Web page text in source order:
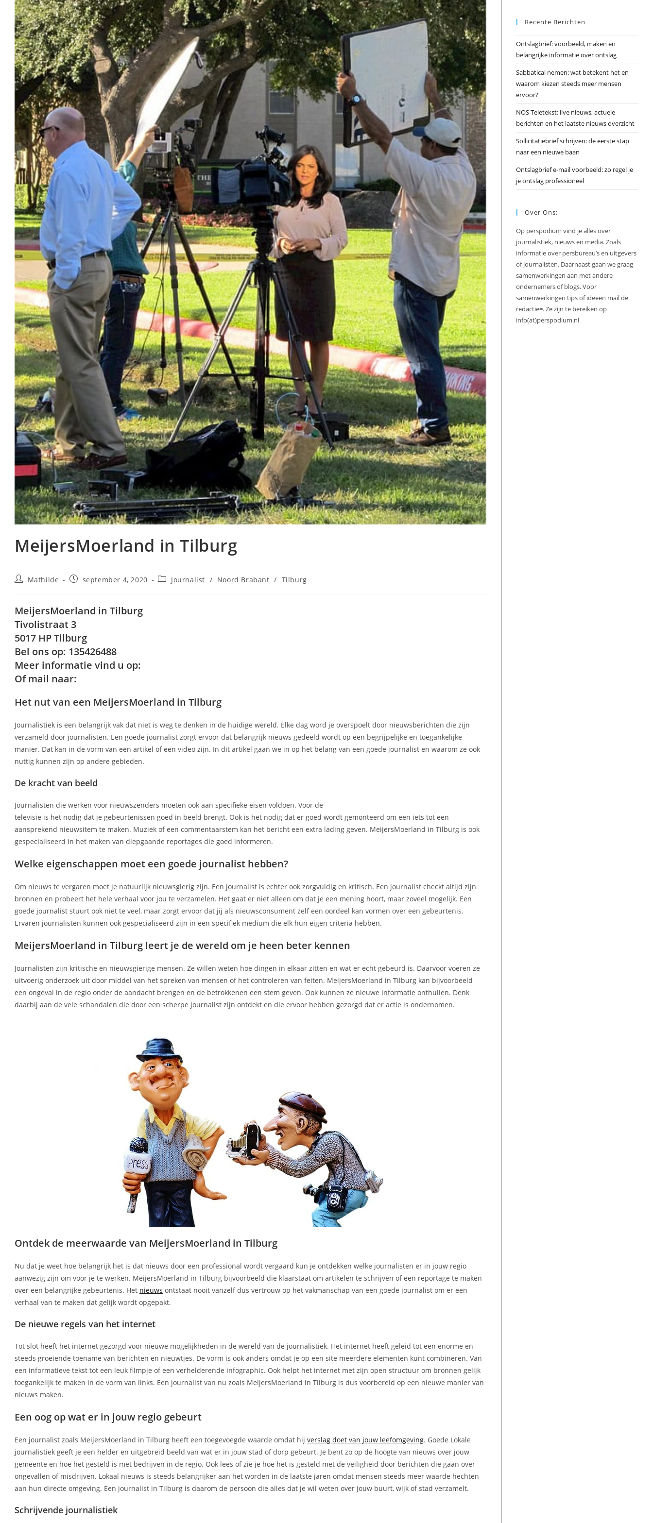
MeijersMoerland in Tilburg
BerichtMathilde
Berichtseptember 4, 2020 Berichtcategorie:
Journalist / Noord Brabant / Tilburg
MeijersMoerland in Tilburg
Tivolistraat 3
5017 HP Tilburg
Bel ons op: 135426488
Meer informatie vind u op:
Of mail naar:
Het nut van een MeijersMoerland in Tilburg
Journalistiek is een belangrijk vak dat niet is weg te denken in de huidige wereld. Elke dag word je overspoelt door nieuwsberichten die zijn
verzameld door journalisten. Een goede journalist zorgt ervoor dat belangrijk nieuws gedeeld wordt op een begrijpelijke en toegankelijke
manier. Dat kan in de vorm van een artikel of een video zijn. In dit artikel gaan we in op het belang van een goede journalist en waarom ze ook
nuttig kunnen zijn op andere gebieden.
De kracht van beeld
Journalisten die werken voor nieuwszenders moeten ook aan specifieke eisen voldoen. Voor de
televisie is het nodig dat je gebeurtenissen goed in beeld brengt. Ook is het nodig dat er goed wordt gemonteerd om een iets tot een
aansprekend nieuwsitem te maken. Muziek of een commentaarstem kan het bericht een extra lading geven. MeijersMoerland in Tilburg is ook
gespecialiseerd in het maken van diepgaande reportages die goed informeren.
Welke eigenschappen moet een goede journalist hebben?
Om nieuws te vergaren moet je natuurlijk nieuwsgierig zijn. Een journalist is echter ook zorgvuldig en kritisch. Een journalist checkt altijd zijn
bronnen en probeert het hele verhaal voor jou te verzamelen. Het gaat er niet alleen om dat je een mening hoort, maar zoveel mogelijk. Een
goede journalist stuurt ook niet te veel, maar zorgt ervoor dat jij als nieuwsconsument zelf een oordeel kan vormen over een gebeurtenis.
Ervaren journalisten kunnen ook gespecialiseerd zijn in een specifiek medium die elk hun eigen criteria hebben.
MeijersMoerland in Tilburg leert je de wereld om je heen beter kennen
Journalisten zijn kritische en nieuwsgierige mensen. Ze willen weten hoe dingen in elkaar zitten en wat er echt gebeurd is. Daarvoor voeren ze
uitvoerig onderzoek uit door middel van het spreken van mensen of het controleren van feiten. MeijersMoerland in Tilburg kan bijvoorbeeld
een ongeval in de regio onder de aandacht brengen en de betrokkenen een stem geven. Ook kunnen ze nieuwe informatie onthullen. Denk
daarbij aan de vele schandalen die door een scherpe journalist zijn ontdekt en die ervoor hebben gezorgd dat er actie is ondernomen.
Ontdek de meerwaarde van MeijersMoerland in Tilburg
Nu dat je weet hoe belangrijk het is dat nieuws door een professional wordt vergaard kun je ontdekken welke journalisten er in jouw regio
aanwezig zijn om voor je te werken. MeijersMoerland in Tilburg bijvoorbeeld die klaarstaat om artikelen te schrijven of een reportage te maken
over een belangrijke gebeurtenis. Het nieuws ontstaat nooit vanzelf dus vertrouw op het vakmanschap van een goede journalist om er een
verhaal van te maken dat gelijk wordt opgepakt.
De nieuwe regels van het internet
Tot slot heeft het internet gezorgd voor nieuwe mogelijkheden in de wereld van de journalistiek. Het internet heeft geleid tot een enorme en
steeds groeiende toename van berichten en nieuwtjes. De vorm is ook anders omdat je op een site meerdere elementen kunt combineren. Van
een informatieve tekst tot een leuk filmpje of een verhelderende infographic. Ook helpt het internet met zijn open structuur om bronnen gelijk
toegankelijk te maken in de vorm van links. Een journalist van nu zoals MeijersMoerland in Tilburg is dus voorbereid op een nieuwe manier van
nieuws maken.
Een oog op wat er in jouw regio gebeurt
Een journalist zoals MeijersMoerland in Tilburg heeft een toegevoegde waarde omdat hij verslag doet van jouw leefomgeving. Goede Lokale
journalistiek geeft je een helder en uitgebreid beeld van wat er in jouw stad of dorp gebeurt. Je bent zo op de hoogte van nieuws over jouw
gemeente en hoe het gesteld is met bedrijven in de regio. Ook lees of zie je hoe het is gesteld met de veiligheid door berichten die gaan over
ongevallen of misdrijven. Lokaal nieuws is steeds belangrijker aan het worden in de laatste jaren omdat mensen steeds meer waarde hechten
aan hun directe omgeving. Een journalist in Tilburg is daarom de persoon die alles dat je wil weten over jouw buurt, wijk of stad verzamelt.
Schrijvende journalistiek
Recente Berichten
Ontslagbrief: voorbeeld, maken en
belangrijke informatie over ontslag
Sabbatical nemen: wat betekent het en
waarom kiezen steeds meer mensen
ervoor?
NOS Teletekst: live nieuws, actuele
berichten en het laatste nieuws overzicht
Sollicitatiebrief schrijven: de eerste stap
naar een nieuwe baan
Ontslagbrief e-mail voorbeeld: zo regel je
je ontslag professioneel
Over Ons:
Op perspodium vind je alles over
journalistiek, nieuws en media. Zoals
informatie over persbureau’s en uitgevers
of journalisten. Daarnaast gaan we graag
samenwerkingen aan met andere
ondernemers of blogs. Voor
samenwerkingen tips of ideeën mail de
redactie=. Ze zijn te bereiken op
info(at)perspodium.nl